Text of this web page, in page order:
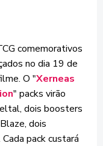
comemorativos
no dia 19 de
O "Xerneas
" packs virão
dois boosters
dois
pack custará